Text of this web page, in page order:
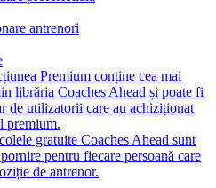
antrenori
Premium conține cea mai
librăria Coaches Ahead și poate fi
de utilizatorii care au achiziționat
premium.
gratuite Coaches Ahead sunt
pentru fiecare persoană care
de antrenor.